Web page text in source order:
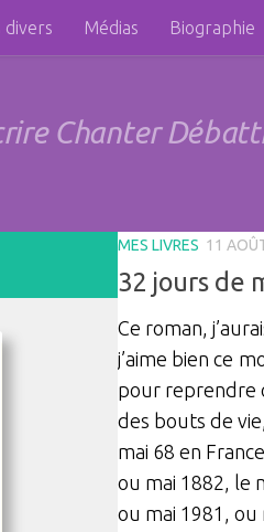
divers Médias Biographie
Chanter
MES LIVRES 11
32 jours de
Ce roman,
j’aime bien ce
pour reprendre
des bouts de
mai 68 en
ou mai 1882, le
ou mai 1981,